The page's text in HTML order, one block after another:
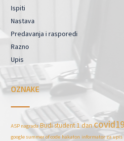
Ispiti
Nastava
Predavanja i rasporedi
Razno
Upis
OZNAKE
ASP nagrada Budi student 1 dancovid19
google summer of code hakaton informator za upis